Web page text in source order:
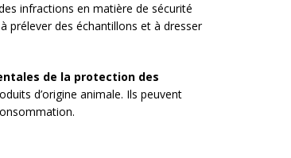
infractions en matière de sécurité
prélever des échantillons et à dresser
de la protection des
d’origine animale. Ils peuvent